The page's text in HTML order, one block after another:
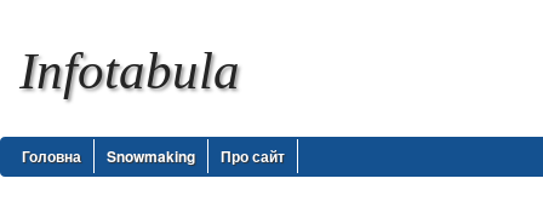
Infotabula
Головна Snowmaking Про сайт